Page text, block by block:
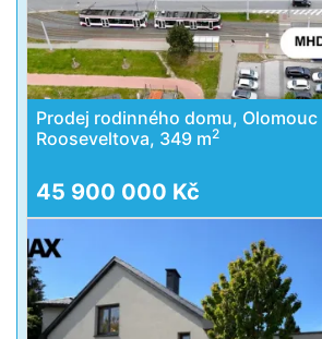
Prodej rodinného domu, Olomouc
Rooseveltova, 349 m2
45 900 000 Kč